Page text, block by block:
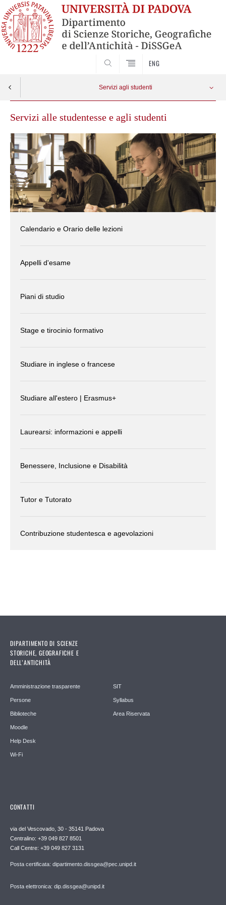
ENG
Servizi agli studenti
Servizi alle studentesse e agli studenti
Calendario e Orario delle lezioni
Appelli d'esame
Piani di studio
Stage e tirocinio formativo
Studiare in inglese o francese
Studiare all'estero | Erasmus+
Laurearsi: informazioni e appelli
Benessere, Inclusione e Disabilità
Tutor e Tutorato
Contribuzione studentesca e agevolazioni
DIPARTIMENTO DI SCIENZE
STORICHE, GEOGRAFICHE E
DELL’ANTICHITÀ
Amministrazione trasparente
Persone
Biblioteche
Moodle
Help Desk
Wi-Fi
SIT
Syllabus
Area Riservata
CONTATTI
via del Vescovado, 30 - 35141 Padova
Centralino: +39 049 827 8501
Call Centre: +39 049 827 3131
Posta certificata: dipartimento.dissgea@pec.unipd.it
Posta elettronica: dip.dissgea@unipd.it